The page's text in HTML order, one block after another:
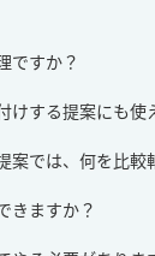
ですか？
けする提案にも使
案では、何を比較
きますか？